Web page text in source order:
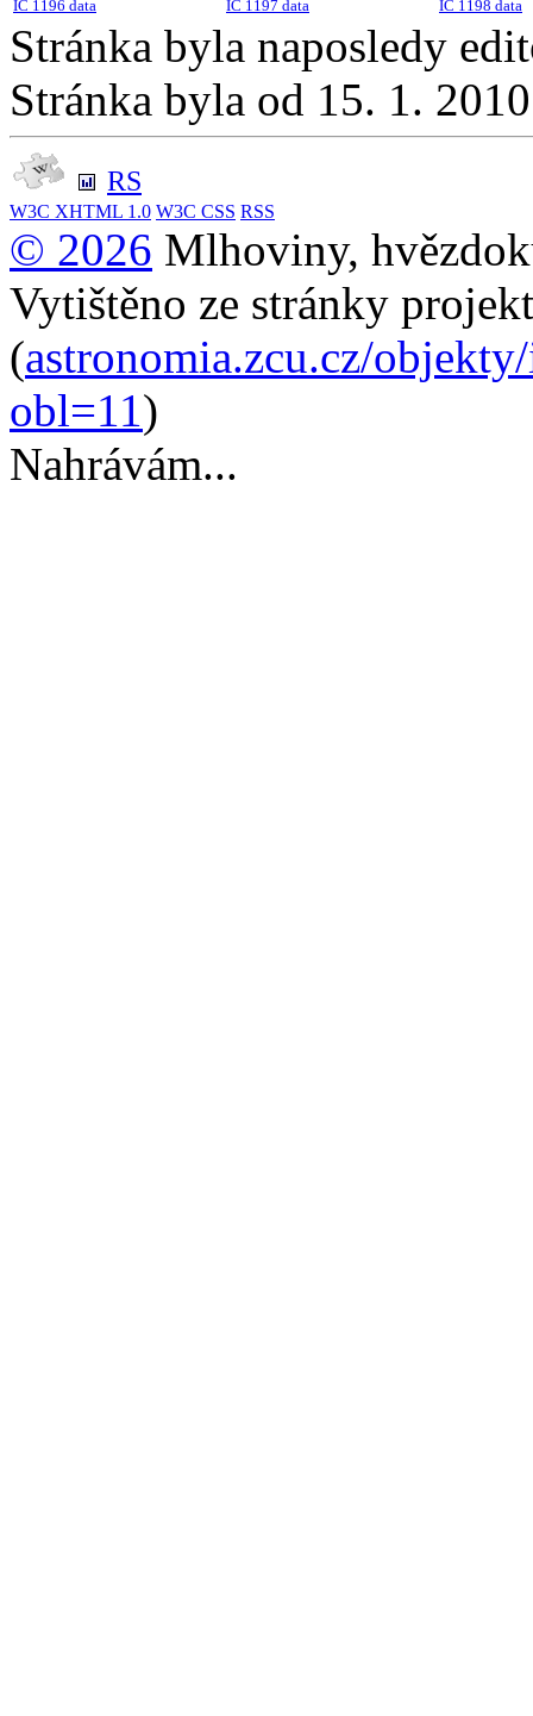
IC 1196 data IC 1197 data IC 1198 data
Stránka byla naposledy
Stránka byla od 15. 1.
RS
W3C XHTML 1.0 W3C CSS RSS
© 2026 Mlhoviny,
Vytištěno ze stránky
(astronomia.zcu.cz/
obl=11)
Nahrávám...